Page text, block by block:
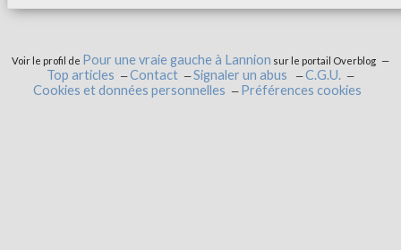
Voir le profil de Pour une vraie gauche à Lannion sur le portail Overblog
Top articles Contact Signaler un abus
C.G.U.
Cookies et données personnelles
Préférences cookies